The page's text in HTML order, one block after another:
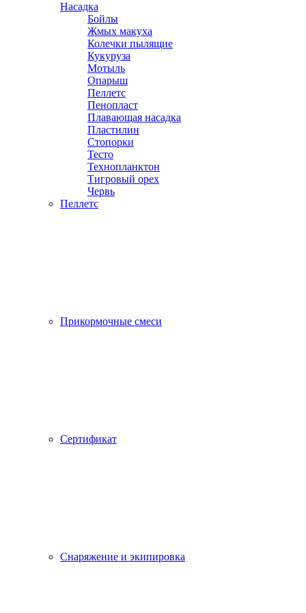
Насадка
Бойлы
Жмых макуха
Колечки пылящие
Кукуруза
Мотыль
Опарыш
Пеллетс
Пенопласт
Плавающая насадка
Пластилин
Стопорки
Тесто
Технопланктон
Тигровый орех
Червь
Пеллетс
Прикормочные смеси
Сертификат
Снаряжение и экипировка